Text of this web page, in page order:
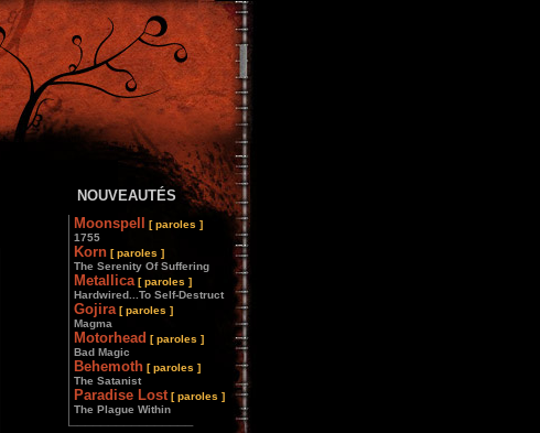
NOUVEAUTÉS
Moonspell
[ paroles ]
1755
Korn [ paroles ]
The Serenity Of Suffering
Metallica [ paroles ]
Hardwired...To Self-Destruct
Gojira [ paroles ]
Magma
Motorhead [ paroles ]
Bad Magic
Behemoth [ paroles ]
The Satanist
Paradise Lost [ paroles ]
The Plague Within
________________